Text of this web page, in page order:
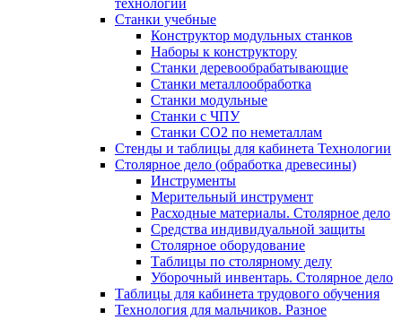
Станки учебные
Конструктор модульных станков
Наборы к конструктору
Станки деревообрабатывающие
Станки металлообработка
Станки модульные
Станки с ЧПУ
Станки СО2 по неметаллам
Стенды и таблицы для кабинета Технологии
Столярное дело (обработка древесины)
Инструменты
Мерительный инструмент
Расходные материалы. Столярное дело
Средства индивидуальной защиты
Столярное оборудование
Таблицы по столярному делу
Уборочный инвентарь. Столярное дело
Таблицы для кабинета трудового обучения
Технология для мальчиков. Разное